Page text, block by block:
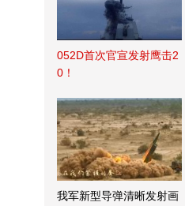
052D首次官宣发射鹰击2
0！
我军新型导弹清晰发射画